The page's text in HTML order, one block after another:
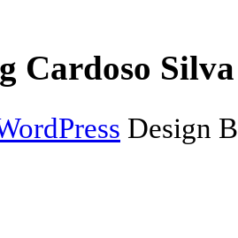
Cardoso
Design